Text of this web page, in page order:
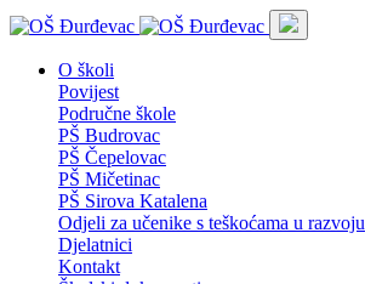
O školi
Povijest
Područne škole
PŠ Budrovac
PŠ Čepelovac
PŠ Mičetinac
PŠ Sirova Katalena
Odjeli za učenike s teškoćama u razvoju
Djelatnici
Kontakt